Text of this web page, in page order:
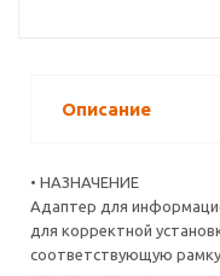
Описание
• НАЗНАЧЕНИЕ
Адаптер для
для корректной
соответствующую